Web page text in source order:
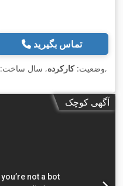
تماس بگیرید
وضعیت:کارکرده, سال ساخت: ,
آگهی کوچک